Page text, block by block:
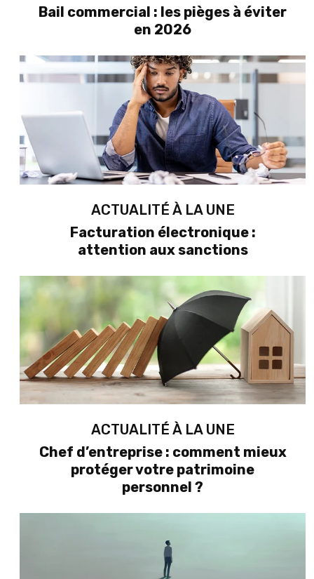
Bail commercial : les pièges à éviter
en 2026
ACTUALITÉ À LA UNE
Facturation électronique :
attention aux sanctions
ACTUALITÉ À LA UNE
Chef d’entreprise : comment mieux
protéger votre patrimoine
personnel ?